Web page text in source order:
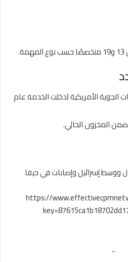
الجوية الأمريكية (دخلت الخدمة عام
إسرائيل وإصابات في حيفا
https://
-